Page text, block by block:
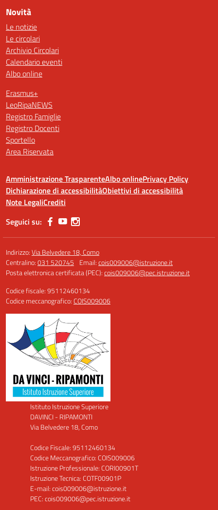
Novità
Le notizie
Le circolari
Archivio Circolari
Calendario eventi
Albo online
Erasmus+
LeoRipaNEWS
Registro Famiglie
Registro Docenti
Sportello
Area Riservata
Amministrazione TrasparenteAlbo onlinePrivacy Policy
Dichiarazione di accessibilitàObiettivi di accessibilità
Note LegaliCrediti
Seguici su:
Indirizzo:Via Belvedere 18, Como
Centralino:031 520745 Email:cois009006@istruzione.it
Posta elettronica certificata (PEC):cois009006@pec.istruzione.it
Codice fiscale: 95112460134
Codice meccanografico: COIS009006
Istituto Istruzione Superiore
DAVINCI - RIPAMONTI
Via Belvedere 18, Como
Codice Fiscale: 95112460134
Codice Meccanografico: COIS009006
Istruzione Professionale: CORI00901T
Istruzione Tecnica: COTF00901P
E-mail: cois009006@istruzione.it
PEC: cois009006@pec.istruzione.it